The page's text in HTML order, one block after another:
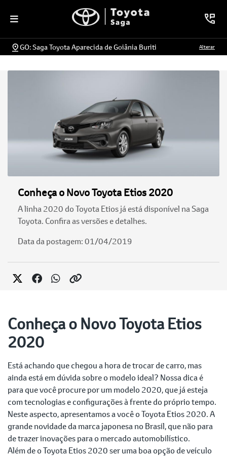
GO: Saga Toyota Aparecida de Goiânia Buriti Alterar
Conheça o Novo Toyota Etios 2020
A linha 2020 do Toyota Etios já está disponível na Saga
Toyota. Confira as versões e detalhes.
Data da postagem: 01/04/2019
Conheça o Novo Toyota Etios
2020
Está achando que chegou a hora de trocar de carro, mas
ainda está em dúvida sobre o modelo ideal? Nossa dica é
para que você procure por um modelo 2020, que já esteja
com tecnologias e configurações à frente do próprio tempo.
Neste aspecto, apresentamos a você o Toyota Etios 2020. A
grande novidade da marca japonesa no Brasil, que não para
de trazer inovações para o mercado automobilístico.
Além de o Toyota Etios 2020 ser uma boa opção de veículo